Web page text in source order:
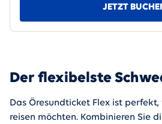
JETZT
Der flexibelste
Das Öresundticket Flex ist perfekt,
reisen möchten. Kombinieren Sie